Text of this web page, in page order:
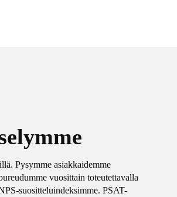
Pysymme asiakkaidemme
vuosittain toteutettavalla
suositteluindeksimme. PSAT-